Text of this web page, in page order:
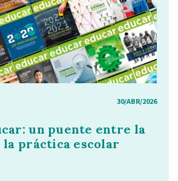
30/ABR/2026
un puente entre la
práctica escolar